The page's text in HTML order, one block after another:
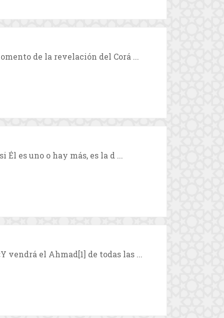
de la revelación del Corá ...
Él es uno o hay más, es la d ...
vendrá el Ahmad[1] de todas las ...